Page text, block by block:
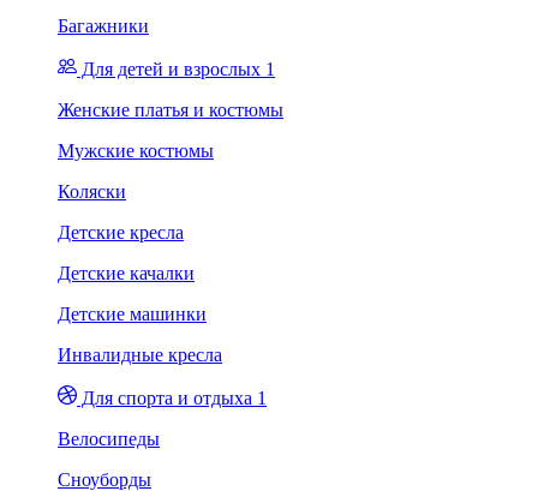
Багажники
Для детей и взрослых 1
Женские платья и костюмы
Мужские костюмы
Коляски
Детские кресла
Детские качалки
Детские машинки
Инвалидные кресла
Для спорта и отдыха 1
Велосипеды
Сноуборды